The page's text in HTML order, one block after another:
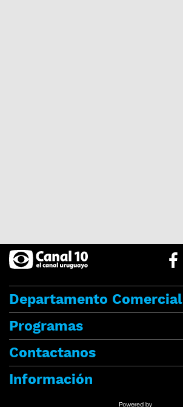
Departamento Comercial
Programas
Contactanos
Información